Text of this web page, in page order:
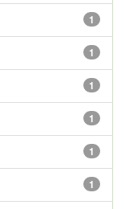
1
1
1
1
1
1